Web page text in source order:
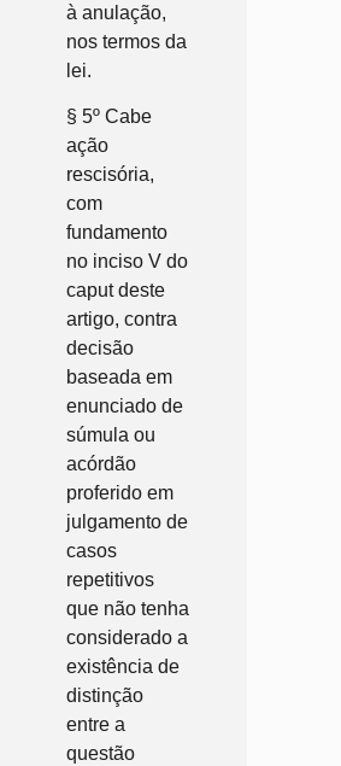
à anulação,
nos termos da
lei.
§ 5º Cabe
ação
rescisória,
com
fundamento
no inciso V do
caput deste
artigo, contra
decisão
baseada em
enunciado de
súmula ou
acórdão
proferido em
julgamento de
casos
repetitivos
que não tenha
considerado a
existência de
distinção
entre a
questão